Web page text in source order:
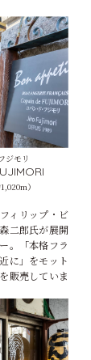
ジモリ
）
ィリップ・ビ
二郎氏が展開
。「本格フラ
に」をモット
販売していま